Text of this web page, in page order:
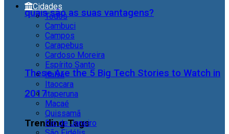
quais são as suas vantagens?
These Are the 5 Big Tech Stories to Watch in
2017
Trending Tags
Cidades
Todos
Cambuci
Campos
Carapebus
Cardoso Moreira
Espírito Santo
Italva
Itaocara
Itaperuna
Macaé
Quissamã
Rio de Janeiro